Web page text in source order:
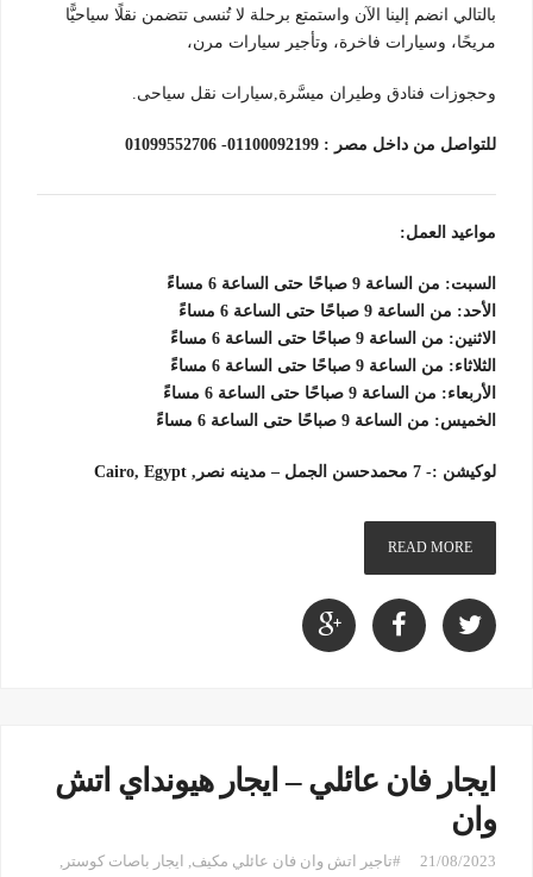
بالتالي انضم إلينا الآن واستمتع برحلة لا تُنسى تتضمن نقلًا سياحيًّا
مريحًا، وسيارات فاخرة، وتأجير سيارات مرن،
وحجوزات فنادق وطيران ميسَّرة,سيارات نقل سياحى.
للتواصل من داخل مصر : 01100092199-
مواعيد العمل:
السبت: من الساعة 9 صباحًا حتى الساعة 6 مساءً
الأحد: من الساعة 9 صباحًا حتى الساعة 6 مساءً
الاثنين: من الساعة 9 صباحًا حتى الساعة 6 مساءً
الثلاثاء: من الساعة 9 صباحًا حتى الساعة 6 مساءً
الأربعاء: من الساعة 9 صباحًا حتى الساعة 6 مساءً
الخميس: من الساعة 9 صباحًا حتى الساعة 6 مساءً
لوكيشن :- 7 محمدحسن الجمل – مدينه نصر, Cairo, Egypt
READ MORE
ايجار فان عائلي – ايجار هيونداي اتش
وان
21/08/2023 #تاجير اتش وان فان عائلي مكيف, ايجار باصات كوستر ,